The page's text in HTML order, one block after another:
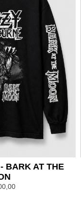
BARK AT THE